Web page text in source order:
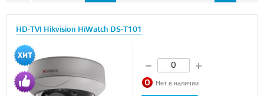
HD-TVI Hikvision HiWatch DS-T101
Нет в наличии